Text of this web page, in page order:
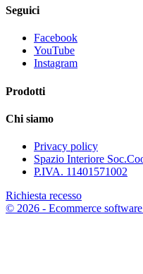
Seguici
Facebook
YouTube
Instagram
Prodotti
Chi siamo
Privacy policy
Spazio Interiore
P.IVA. 11401571002
Richiesta recesso
© 2026 - Ecommerce